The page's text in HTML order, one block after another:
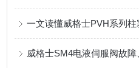
一文读懂威格士PVH系列
威格士SM4电液伺服阀故